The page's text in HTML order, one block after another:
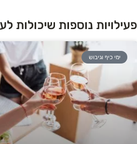
פעילויות נוספות שיכולות
ימי כיף וגיבוש